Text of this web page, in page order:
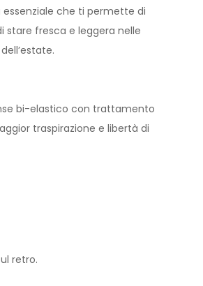
che ti permette di
stare fresca e leggera nelle
bi-elastico con trattamento
traspirazione e libertà di
retro.